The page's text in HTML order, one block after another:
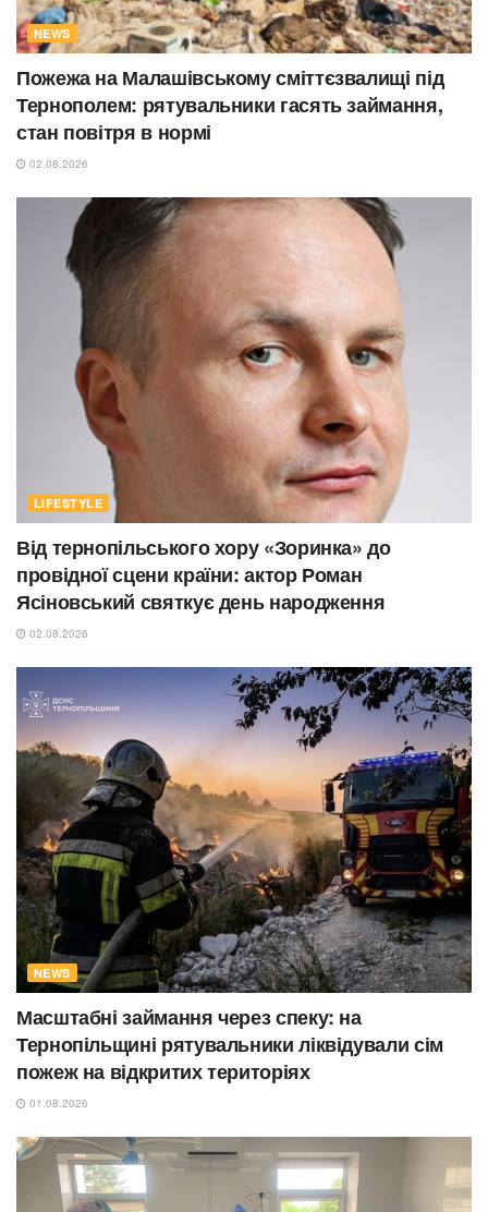
NEWS
Пожежа на Малашівському сміттєзвалищі під
Тернополем: рятувальники гасять займання,
стан повітря в нормі
02.08.2026
LIFESTYLE
Від тернопільського хору «Зоринка» до
провідної сцени країни: актор Роман
Ясіновський святкує день народження
02.08.2026
NEWS
Масштабні займання через спеку: на
Тернопільщині рятувальники ліквідували сім
пожеж на відкритих територіях
01.08.2026